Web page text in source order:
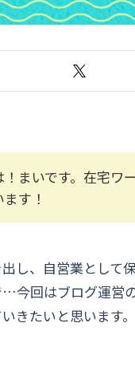
！まいです。在宅ワ
す！
し、自営業として
今回はブログ運営
きたいと思います。